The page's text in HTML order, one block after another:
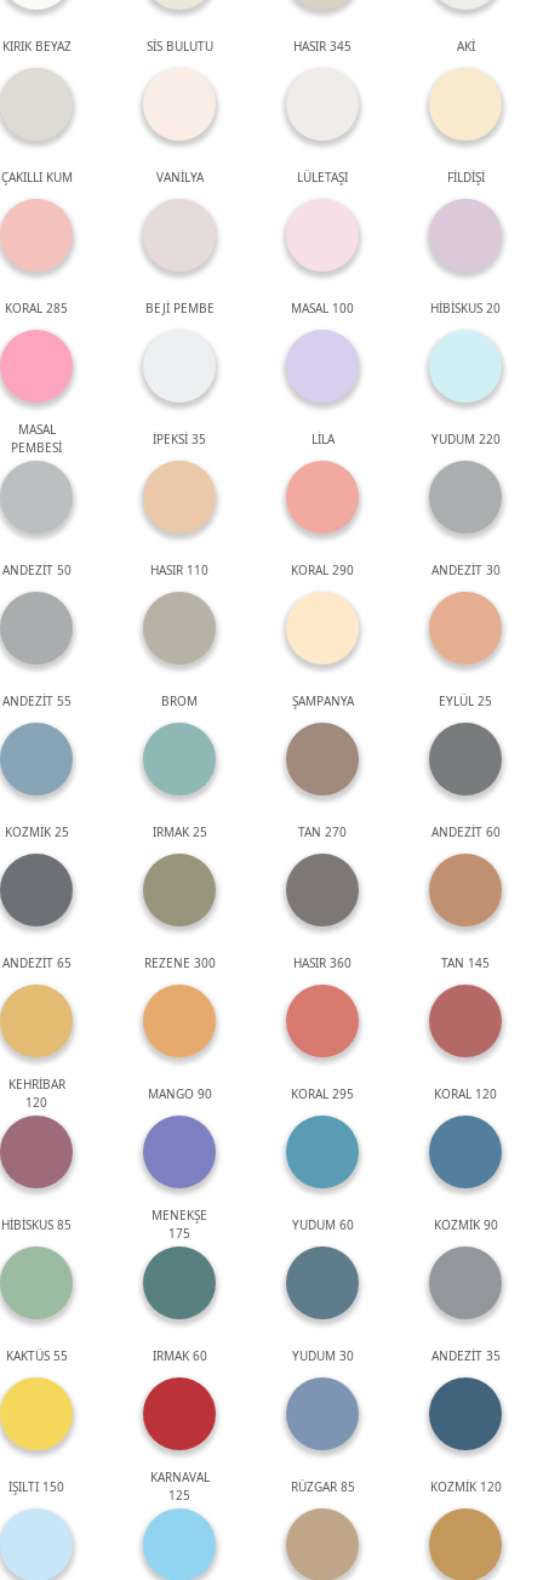
KIRIK BEYAZ SİS BULUTU HASIR 345 AKİ
ÇAKILLI KUM VANİLYA LÜLETAŞI FİLDİŞİ
KORAL 285 BEJİ PEMBE MASAL 100 HİBİSKUS 20
MASAL
PEMBESİ
İPEKSİ 35 LİLA YUDUM 220
ANDEZİT 50 HASIR 110 KORAL 290 ANDEZİT 30
ANDEZİT 55 BROM ŞAMPANYA EYLÜL 25
KOZMİK 25 IRMAK 25 TAN 270 ANDEZİT 60
ANDEZİT 65 REZENE 300 HASIR 360 TAN 145
KEHRİBAR
120
MANGO 90 KORAL 295 KORAL 120
HİBİSKUS 85
MENEKŞE
175
YUDUM 60 KOZMİK 90
KAKTÜS 55 IRMAK 60 YUDUM 30 ANDEZİT 35
IŞILTI 150
KARNAVAL
125
RÜZGAR 85 KOZMİK 120